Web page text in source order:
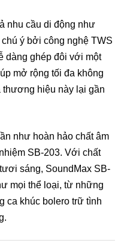
nhu cầu di động như
ý bởi công nghệ TWS
dàng ghép đôi với một
mở rộng tối đa không
thương hiệu này lại gần
như hoàn hảo chất âm
SB-203. Với chất
sáng, SoundMax SB-
mọi thể loại, từ những
ca khúc bolero trữ tình